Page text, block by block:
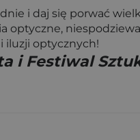
i daj się porwać
optyczne,
iluzji optycznych!
i Festiwal